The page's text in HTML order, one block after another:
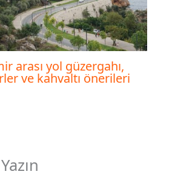
arası yol güzergahı,
ve kahvaltı önerileri